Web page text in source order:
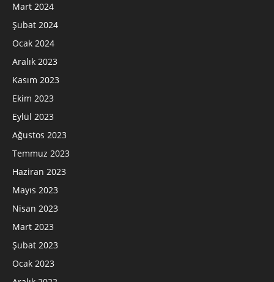
Mart 2024
Şubat 2024
Ocak 2024
Aralık 2023
Kasım 2023
Ekim 2023
Eylül 2023
Ağustos 2023
Temmuz 2023
Haziran 2023
Mayıs 2023
Nisan 2023
Mart 2023
Şubat 2023
Ocak 2023